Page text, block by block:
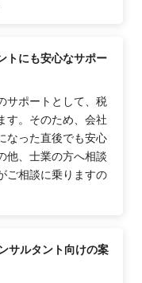
トにも安心なサポー
サポートとして、税
す。そのため、会社
なった直後でも安心
他、士業の方へ相談
ご相談に乗りますの
サルタント向けの案